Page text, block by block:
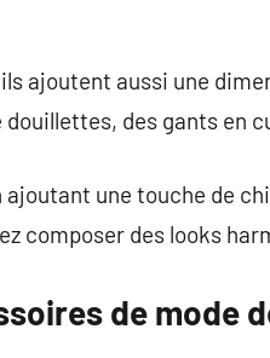
ajoutent aussi une
des gants en
une touche de
composer des looks
de mode